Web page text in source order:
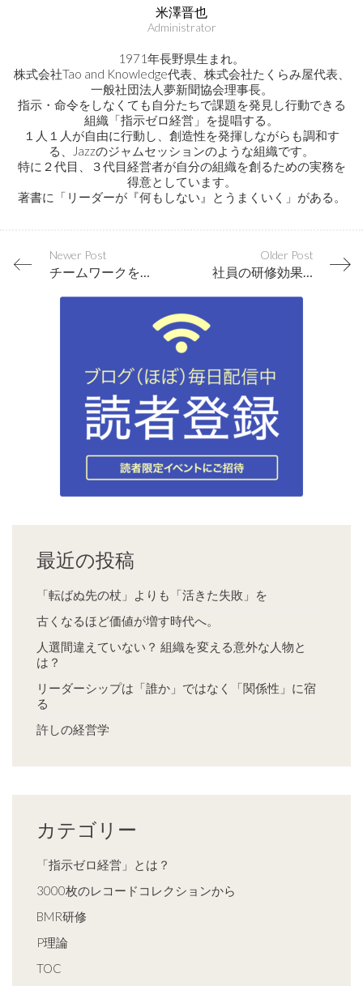
米澤晋也
Administrator
1971年長野県生まれ。
株式会社Tao and Knowledge代表、株式会社たくらみ屋代表、
一般社団法人夢新聞協会理事長。
指示・命令をしなくても自分たちで課題を発見し行動できる
組織「指示ゼロ経営」を提唱する。
１人１人が自由に行動し、創造性を発揮しながらも調和す
る、Jazzのジャムセッションのような組織です。
特に２代目、３代目経営者が自分の組織を創るための実務を
得意としています。
著書に「リーダーが『何もしない』とうまくいく」がある。
Newer Post
チームワークを高めたければ「他人のせいにしない」という文化を創ること
Older Post
社員の研修効果を高めるために、研修前と後で上司がすべき４つのポイント
最近の投稿
「転ばぬ先の杖」よりも「活きた失敗」を
古くなるほど価値が増す時代へ。
人選間違えていない？ 組織を変える意外な人物と
は？
リーダーシップは「誰か」ではなく「関係性」に宿
る
許しの経営学
カテゴリー
「指示ゼロ経営」とは？
3000枚のレコードコレクションから
BMR研修
P理論
TOC